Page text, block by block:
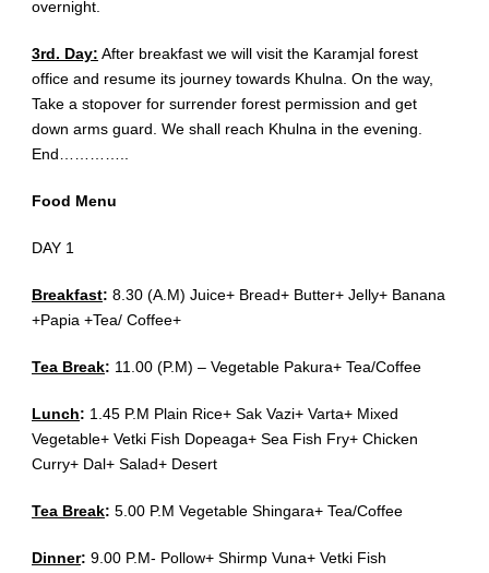
overnight.
3rd. Day: After breakfast we will visit the Karamjal forest
office and resume its journey towards Khulna. On the way,
Take a stopover for surrender forest permission and get
down arms guard. We shall reach Khulna in the evening.
End…………..
Food Menu
DAY 1
Breakfast: 8.30 (A.M) Juice+ Bread+ Butter+ Jelly+ Banana
+Papia +Tea/ Coffee+
Tea Break: 11.00 (P.M) – Vegetable Pakura+ Tea/Coffee
Lunch: 1.45 P.M Plain Rice+ Sak Vazi+ Varta+ Mixed
Vegetable+ Vetki Fish Dopeaga+ Sea Fish Fry+ Chicken
Curry+ Dal+ Salad+ Desert
Tea Break: 5.00 P.M Vegetable Shingara+ Tea/Coffee
Dinner: 9.00 P.M- Pollow+ Shirmp Vuna+ Vetki Fish